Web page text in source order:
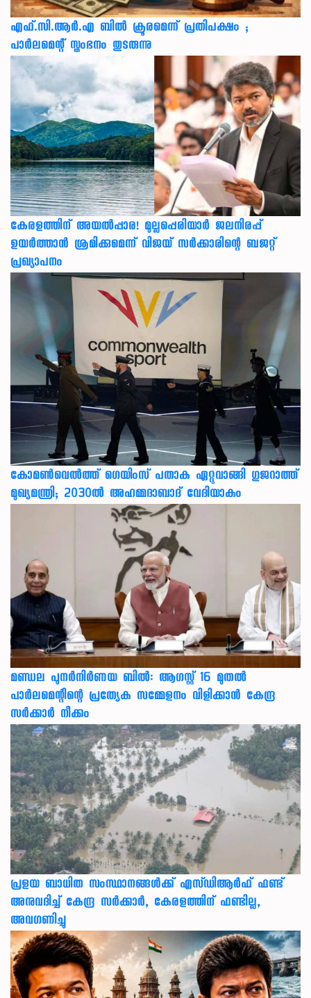
എഫ്.സി.ആർ.എ ബിൽ ക്രൂരമെന്ന് പ്രതിപക്ഷം ;
പാർലമെന്റ് സ്തംഭനം തുടരുന്നു
കേരളത്തിന് അ‌യൽപ്പാര! മുല്ലപ്പെരിയാർ ജലനിരപ്പ്
ഉയർത്താൻ ശ്രമിക്കുമെന്ന് വിജയ് സർക്കാരിന്റെ ബജറ്റ്
പ്രഖ്യാപനം
കോമൺവെൽത്ത് ഗെയിംസ് പതാക ഏറ്റുവാങ്ങി ഗുജറാത്ത്
മുഖ്യമന്ത്രി; 2030ൽ അഹമ്മദാബാദ് വേദിയാകും
മണ്ഡല പുനർനിർണയ ബിൽ: ആഗസ്റ്റ് 16 മുതൽ
പാർലമെന്റിന്റെ പ്രത്യേക സമ്മേളനം വിളിക്കാൻ കേന്ദ്ര
സർക്കാർ നീക്കം
പ്രളയ ബാധിത സംസ്ഥാനങ്ങൾക്ക് എസ്ഡിആർഫ് ഫണ്ട്
അനുവദിച്ച് കേന്ദ്ര സര്‍ക്കാര്‍, കേരളത്തിന് ഫണ്ടില്ല,
അവഗണിച്ചു